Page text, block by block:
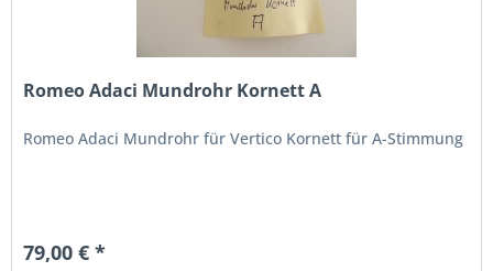
Romeo Adaci Mundrohr Kornett A
Romeo Adaci Mundrohr für Vertico Kornett für A-Stimmung
79,00 € *